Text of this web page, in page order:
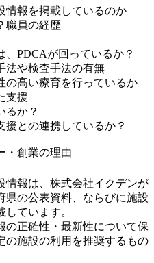
情報を掲載しているのか
職員の経歴
PDCAが回っているか？
法や検査手法の有無
の高い療育を行っているか
支援
るか？
援との連携しているか？
・創業の理由
情報は、株式会社イクデンが
県の公表資料、ならびに施設
ています。
の正確性・最新性について保
の施設の利用を推奨するもの